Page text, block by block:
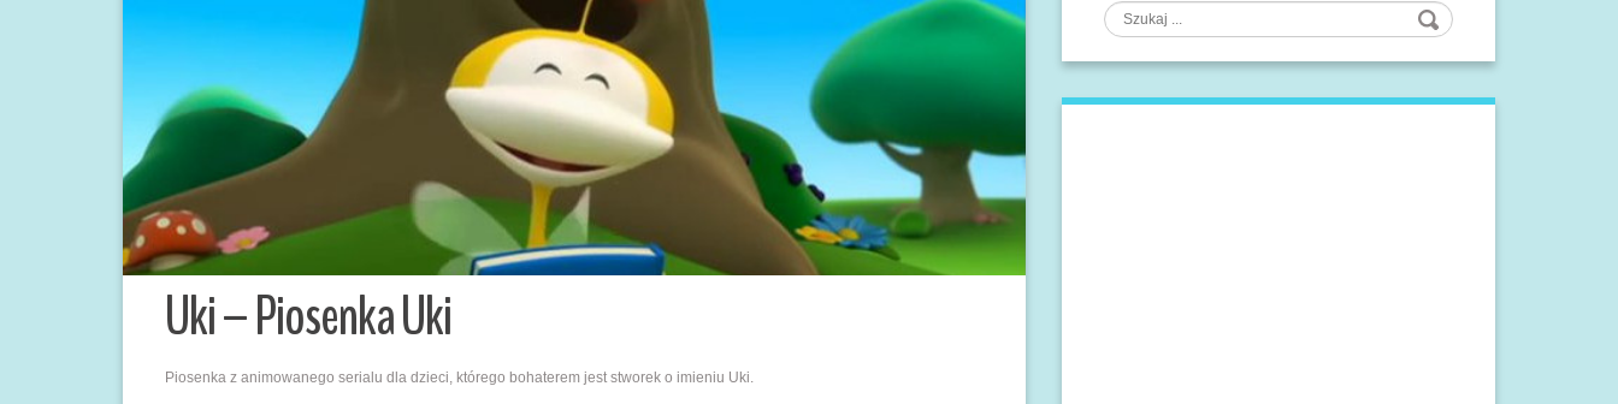
Uki – Piosenka Uki
Piosenka z animowanego serialu dla dzieci, którego bohaterem jest stworek o imieniu Uki.
Szukaj